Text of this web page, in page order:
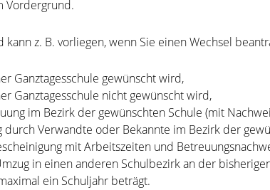
Vordergrund.
kann z. B. vorliegen, wenn Sie einen Wechsel
Ganztagesschule gewünscht wird,
Ganztagesschule nicht gewünscht wird,
im Bezirk der gewünschten Schule (mit
durch Verwandte oder Bekannte im Bezirk der
mit Arbeitszeiten und
in einen anderen Schulbezirk an der
ein Schuljahr beträgt.